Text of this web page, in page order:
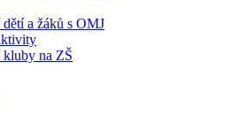
a žáků s OMJ
na ZŠ